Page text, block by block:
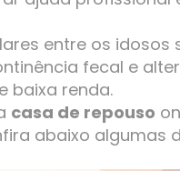
entre os idosos
fecal e
baixa renda.
casa de repouso
abaixo algumas